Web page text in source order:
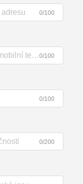
0/100
0/100
0/100
0/200